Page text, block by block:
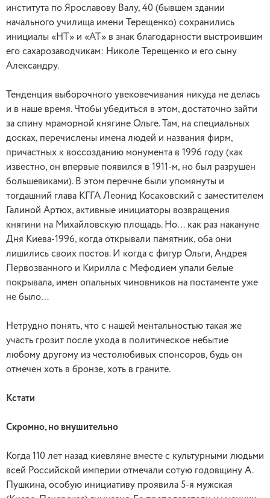
института по Ярославову Валу, 40 (бывшем здании
начального училища имени Терещенко) сохранились
инициалы «НТ» и «АТ» в знак благодарности выстроившим
его сахарозаводчикам: Николе Терещенко и его сыну
Александру.
Тенденция выборочного увековечивания никуда не делась
и в наше время. Чтобы убедиться в этом, достаточно зайти
за спину мраморной княгине Ольге. Там, на специальных
досках, перечислены имена людей и названия фирм,
причастных к воссозданию монумента в 1996 году (как
известно, он впервые появился в 1911-м, но был разрушен
большевиками). В этом перечне были упомянуты и
тогдашний глава КГГА Леонид Косаковский с заместителем
Галиной Артюх, активные инициаторы возвращения
княгини на Михайловскую площадь. Но… как раз накануне
Дня Киева-1996, когда открывали памятник, оба они
лишились своих постов. И когда с фигур Ольги, Андрея
Первозванного и Кирилла с Мефодием упали белые
покрывала, имен опальных чиновников на постаменте уже
не было…
Нетрудно понять, что с нашей ментальностью такая же
участь грозит после ухода в политическое небытие
любому другому из честолюбивых спонсоров, будь он
отмечен хоть в бронзе, хоть в граните.
Кстати
Скромно, но внушительно
Когда 110 лет назад киевляне вместе с культурными людьми
всей Российской империи отмечали сотую годовщину А.
Пушкина, особую инициативу проявила 5-я мужская